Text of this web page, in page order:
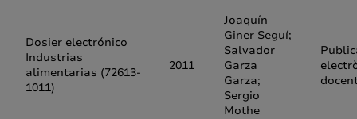
Dosier electrónico
Industrias
alimentarias (72613-
1011)
2011
Joaquín
Giner Seguí;
Salvador
Garza
Garza;
Sergio
Mothe